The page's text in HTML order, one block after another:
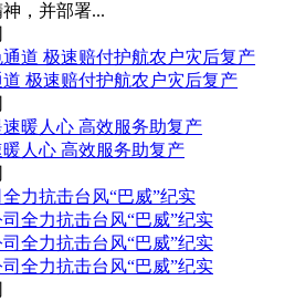
，并部署...
极速赔付护航农户灾后复产
人心 高效服务助复产
力抗击台风“巴威”纪实